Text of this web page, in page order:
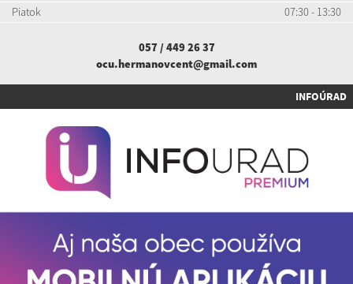
Piatok
07:30 - 13:30
057 / 449 26 37
ocu.hermanovcent@gmail.com
INFOÚRAD